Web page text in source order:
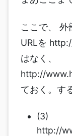
ここで、 外
URLを
はなく、
http://
ておく。す
(3)
http://